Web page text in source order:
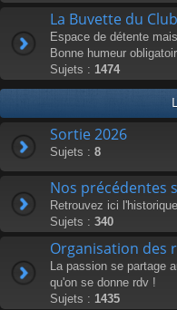
La Buvette du Club
Espace de détente
Bonne humeur
Sujets : 1474
Sortie 2026
Sujets : 8
Nos précédentes
Retrouvez ici
Sujets : 340
Organisation des
La passion se partage
qu'on se donne rdv !
Sujets : 1435